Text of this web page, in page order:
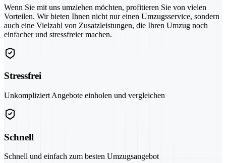
Wenn Sie mit uns umziehen möchten, profitieren Sie von vielen
Vorteilen. Wir bieten Ihnen nicht nur einen Umzugsservice, sondern
auch eine Vielzahl von Zusatzleistungen, die Ihren Umzug noch
einfacher und stressfreier machen.
Stressfrei
Unkompliziert Angebote einholen und vergleichen
Schnell
Schnell und einfach zum besten Umzugsangebot